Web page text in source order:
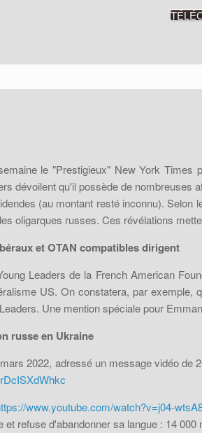
le "Prestigieux" New York
dévoilent qu'il possède de
(au montant resté inconnu). Selon
oligarques russes. Ces révélations
et OTAN compatibles dirigent
Leaders de la French American
US. On constatera, par
Une mention spéciale pour
russe en Ukraine
2022, adressé un message vidéo
www.youtube.com/watch?v=j04-
refuse d'abandonner sa langue : 14